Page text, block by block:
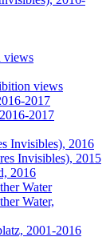
views
views
2017
2017
Invisibles), 2016
Invisibles), 2015
2016
Water
Water,
2001-2016